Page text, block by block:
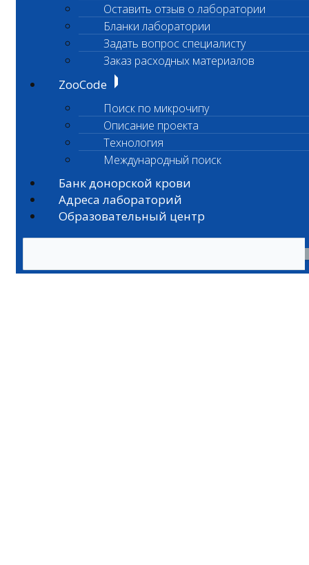
Оставить отзыв о лаборатории
Бланки лаборатории
Задать вопрос специалисту
Заказ расходных материалов
ZooCode
Поиск по микрочипу
Описание проекта
Технология
Международный поиск
Банк донорской крови
Адреса лабораторий
Образовательный центр